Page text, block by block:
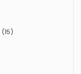
(15)